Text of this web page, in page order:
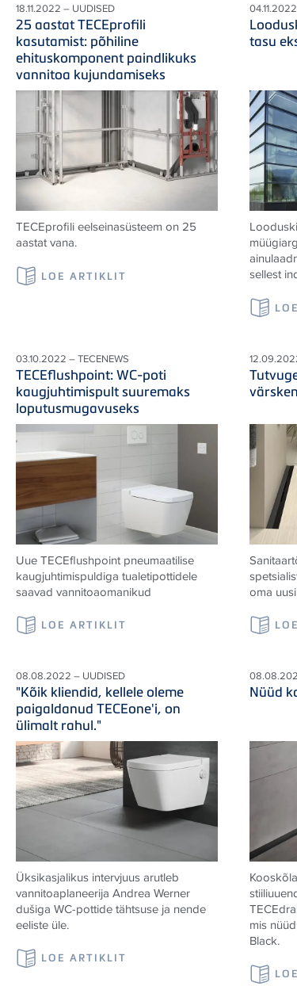
18.11.2022 – UUDISED
25 aastat TECEprofili
kasutamist: põhiline
ehituskomponent paindlikuks
vannitoa kujundamiseks
TECEprofili eelseinasüsteem on 25
aastat vana.
LOE ARTIKLIT
tasu
sellest
03.10.2022 – TECENEWS
TECEflushpoint: WC-poti
kaugjuhtimispult suuremaks
loputusmugavuseks
UueTECEflushpoint pneumaatilise
kaugjuhtimispuldiga tualetipottidele
saavad vannitoaomanikud
LOE ARTIKLIT
oma
08.08.2022 – UUDISED
"Kõik kliendid, kellele oleme
paigaldanud TECEone'i, on
ülimalt rahul."
Üksikasjalikus intervjuus arutleb
vannitoaplaneerija Andrea Werner
dušiga WC-pottide tähtsuse ja nende
eeliste üle.
LOE ARTIKLIT
Nüüd
mis
Black.